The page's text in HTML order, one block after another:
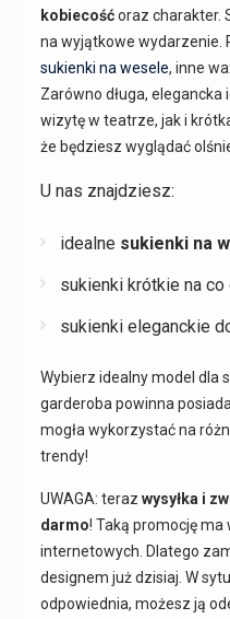
kobiecośćoraz charakter.
na wyjątkowe wydarzenie.
sukienki na wesele, inne
Zarówno długa,
wizytę w teatrze, jak i
że będziesz wyglądać
U nas znajdziesz:
idealne sukienki na
sukienki krótkie na co
sukienki eleganckie
Wybierz idealny model dla
garderoba powinna
mogła wykorzystać na
trendy!
UWAGA: teraz wysyłka i
darmo! Taką promocję
internetowych. Dlatego
designem już dzisiaj. W
odpowiednia, możesz ją